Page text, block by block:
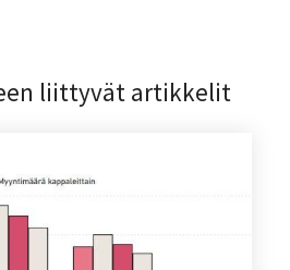
liittyvät artikkelit